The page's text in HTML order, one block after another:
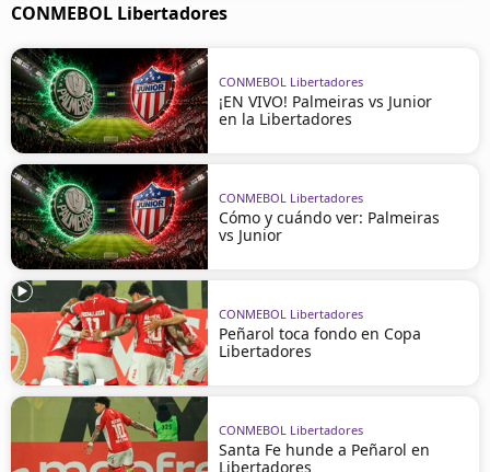
CONMEBOL Libertadores
CONMEBOL Libertadores
¡EN VIVO! Palmeiras vs Junior
en la Libertadores
CONMEBOL Libertadores
Cómo y cuándo ver: Palmeiras
vs Junior
CONMEBOL Libertadores
Peñarol toca fondo en Copa
Libertadores
CONMEBOL Libertadores
Santa Fe hunde a Peñarol en
Libertadores